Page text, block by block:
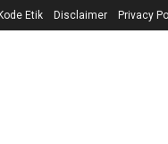
Kode Etik Disclaimer Privacy